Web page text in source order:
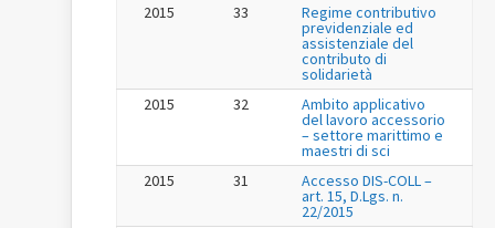
2015
33 Regime contributivo
previdenziale ed
assistenziale del
contributo di
solidarietà
2015
32 Ambito applicativo
del lavoro accessorio
– settore marittimo e
maestri di sci
2015
31 Accesso DIS-COLL –
art. 15, D.Lgs. n.
22/2015